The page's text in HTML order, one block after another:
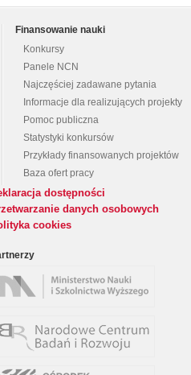
Finansowanie nauki
Konkursy
Panele NCN
Najczęściej zadawane pytania
Informacje dla realizujących projekty
Pomoc publiczna
Statystyki konkursów
Przykłady finansowanych projektów
Baza ofert pracy
dostępności
danych osobowych
cookies